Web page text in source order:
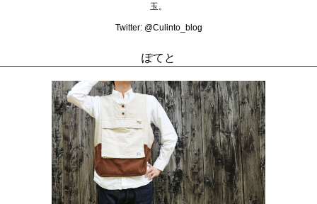
玉。
Twitter: @Culinto_blog
ぽてと